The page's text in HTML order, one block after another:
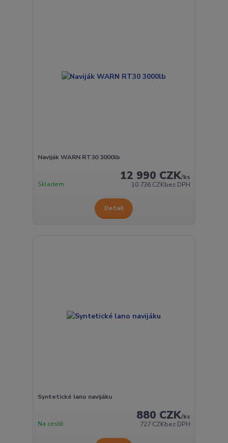
Naviják WARN RT30 3000lb
12 990 CZK/ks
10 736 CZKbez DPH
Skladem
Detail
Syntetické lano navijáku
880 CZK/ks
727 CZKbez DPH
Na cestě